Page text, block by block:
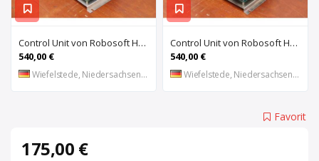
Control Unit von Robosoft HACO – 411-1153 PPES 30135
540,00 €
Wiefelstede, Niedersachsen, DE
Control Unit von Robosoft HACO – 411-1084 / 412-0112 / 412-0094 PPES 30135
540,00 €
Wiefelstede, Niedersachsen, DE
Favorit
175,00 €